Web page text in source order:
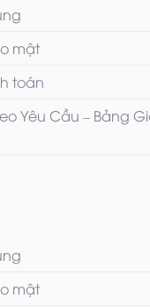
mật
toán
Yêu Cầu – Bảng
mật